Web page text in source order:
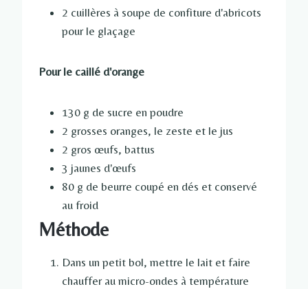
2 cuillères à soupe de confiture d'abricots
pour le glaçage
Pour le caillé d'orange
130 g de sucre en poudre
2 grosses oranges, le zeste et le jus
2 gros œufs, battus
3 jaunes d'œufs
80 g de beurre coupé en dés et conservé
au froid
Méthode
Dans un petit bol, mettre le lait et faire
chauffer au micro-ondes à température